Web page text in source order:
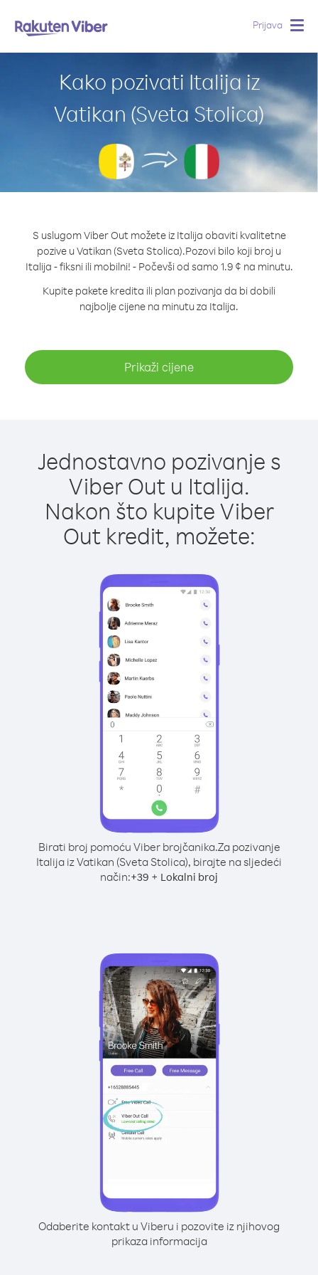
Prijava
Kako pozivati Italija iz
Vatikan (Sveta Stolica)
S uslugom Viber Out možete iz Italija obaviti kvalitetne
pozive u Vatikan (Sveta Stolica).Pozovi bilo koji broj u
Italija - fiksni ili mobilni! - Počevši od samo 1.9 ¢ na minutu.
Kupite pakete kredita ili plan pozivanja da bi dobili
najbolje cijene na minutu za Italija.
Prikaži cijene
Jednostavno pozivanje s
Viber Out u Italija.
Nakon što kupite Viber
Out kredit, možete:
Birati broj pomoću Viber brojčanika.Za pozivanje
Italija iz Vatikan (Sveta Stolica), birajte na sljedeći
način:+39 + Lokalni broj
Odaberite kontakt u Viberu i pozovite iz njihovog
prikaza informacija